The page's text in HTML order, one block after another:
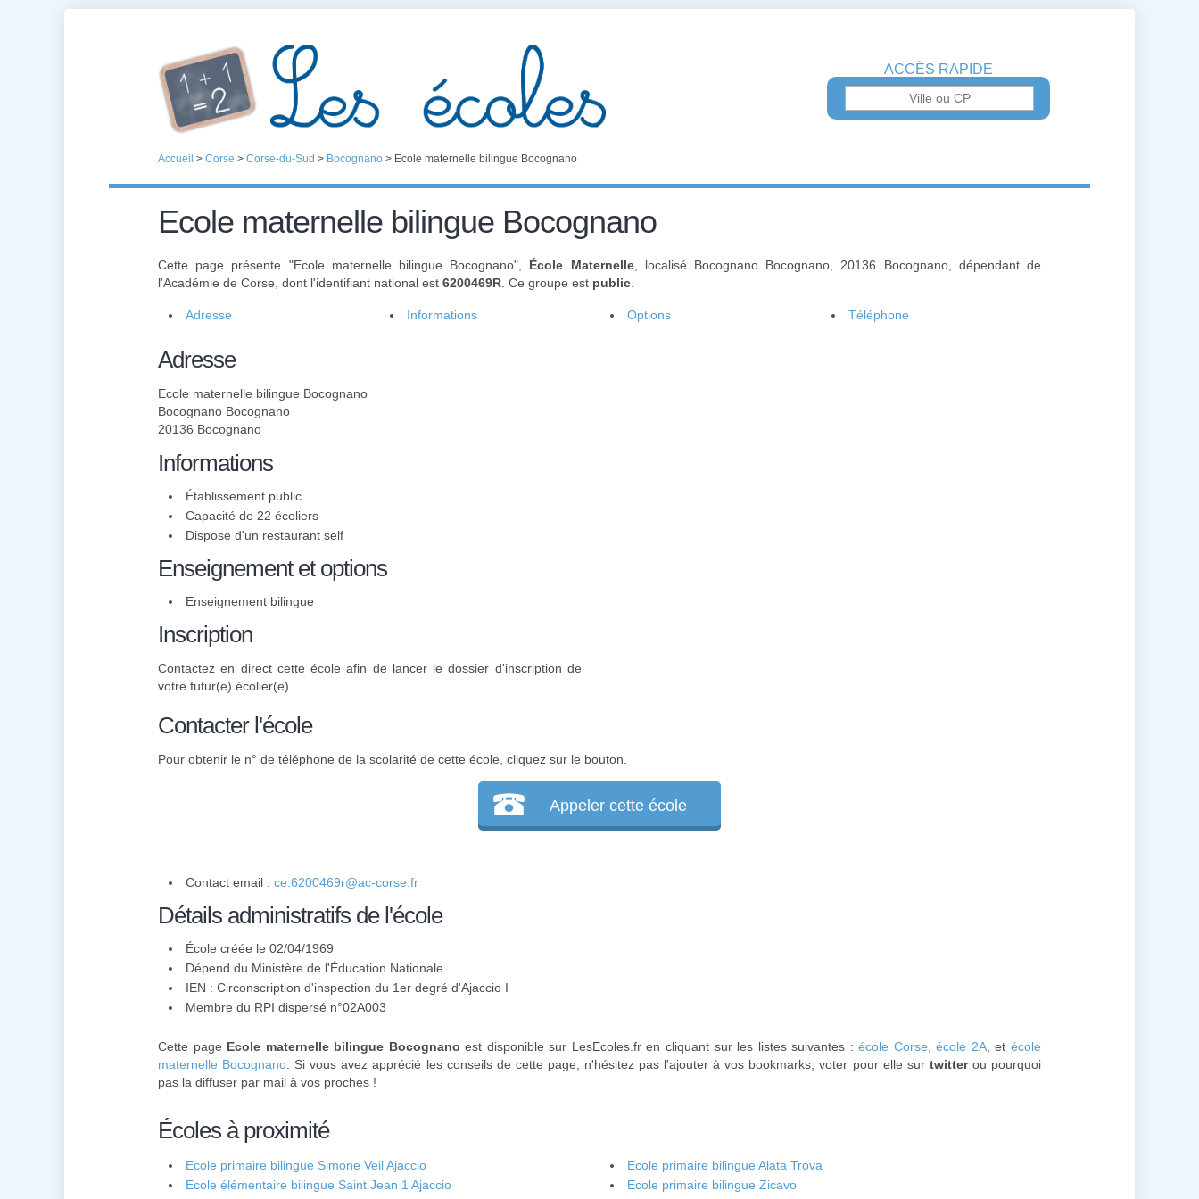
ACCÈS RAPIDE
Accueil > Corse > Corse-du-Sud > Bocognano > Ecole maternelle bilingue Bocognano
Ecole maternelle bilingue Bocognano
Cette page présente "Ecole maternelle bilingue Bocognano", École Maternelle, localisé Bocognano Bocognano, 20136 Bocognano, dépendant de
l'Académie de Corse, dont l'identifiant national est 6200469R . Ce groupe est public
Adresse Informations Options Téléphone
Adresse
Ecole maternelle bilingue Bocognano
Bocognano Bocognano
20136 Bocognano
Informations
Établissement public
Capacité de 22 écoliers
Dispose d'un restaurant self
Enseignement et options
Enseignement bilingue
Inscription
Contactez en direct cette école afin de lancer le dossier d'inscription de
votre futur(e) écolier(e).
Contacter l'école
Pour obtenir le n° de téléphone de la scolarité de cette école, cliquez sur le bouton.
Appeler cette école
Contact email : ce.6200469r@ac-corse.fr
Détails administratifs de l'école
École créée le 02/04/1969
Dépend du Ministère de l'Éducation Nationale
IEN : Circonscription d'inspection du 1er degré d'Ajaccio I
Membre du RPI dispersé n°02A003
Cette page Ecole maternelle bilingue Bocognano est disponible sur LesEcoles.fr en cliquant sur les listes suivantes :école Corse ,école 2A, etécole
maternelle Bocognano . Si vous avez apprécié les conseils de cette page, n'hésitez pas l'ajouter à vos bookmarks, voter pour elle sur twitterou pourquoi
pas la diffuser par mail à vos proches !
Écoles à proximité
Ecole primaire bilingue Simone Veil Ajaccio
Ecole primaire bilingue Alata Trova
Ecole élémentaire bilingue Saint Jean 1 Ajaccio
Ecole primaire bilingue Zicavo